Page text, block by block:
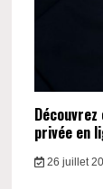
privée en
26 juillet